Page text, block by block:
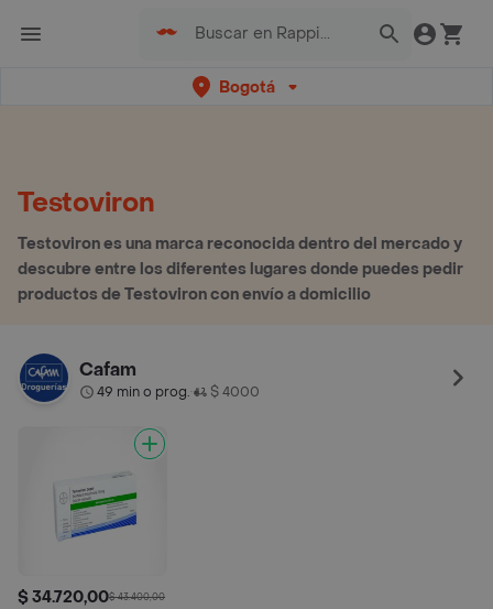
Bogotá
Testoviron
Testoviron es una marca reconocida dentro del mercado y
descubre entre los diferentes lugares donde puedes pedir
productos de Testoviron con envío a domicilio
Cafam
49 min o prog.• $ 4000
$ 34.720,00$ 43.400,00